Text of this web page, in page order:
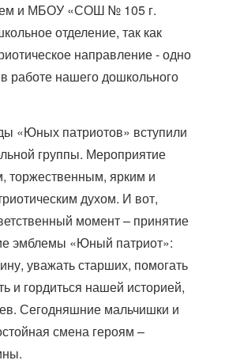
и МБОУ «СОШ № 105 г.
отделение, так как
направление - одно
работе нашего дошкольного
«Юных патриотов» вступили
группы. Мероприятие
ярким и
духом. И вот,
момент – принятие
эмблемы «Юный патриот»:
уважать старших, помогать
и гордиться нашей историей,
Сегодняшние мальчишки и
смена героям –